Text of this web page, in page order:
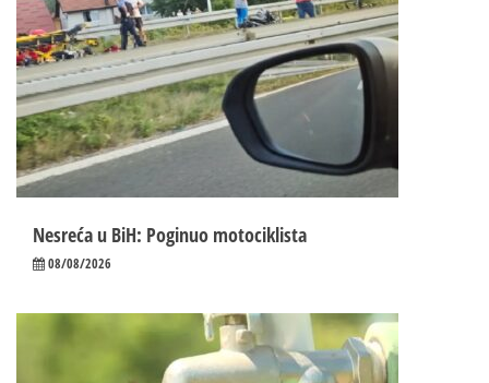
Nesreća u BiH: Poginuo motociklista
08/08/2026